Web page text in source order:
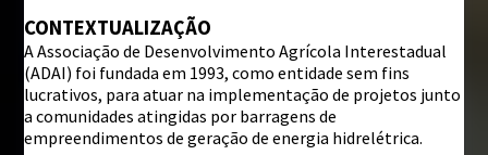
©Mapbox©OpenStreetMap
i
CONTEXTUALIZAÇÃO
A Associação de Desenvolvimento Agrícola Interestadual
(ADAI) foi fundada em 1993, como entidade sem fins
lucrativos, para atuar na implementação de projetos junto
a comunidades atingidas por barragens de
empreendimentos de geração de energia hidrelétrica.